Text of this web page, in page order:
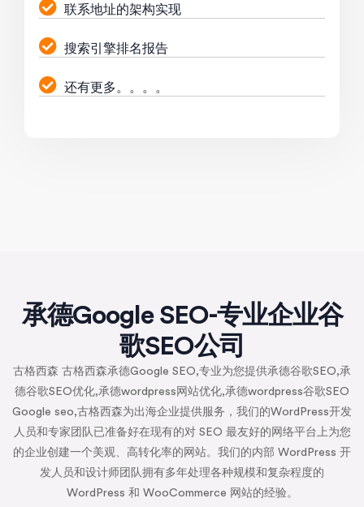
联系地址的架构实现
搜索引擎排名报告
还有更多。。。。
承德Google SEO-专业企业谷
歌SEO公司
古格西森 古格西森承德Google SEO,专业为您提供承德谷歌SEO,承
德谷歌SEO优化,承德wordpress网站优化,承德wordpress谷歌SEO
Google seo,古格西森为出海企业提供服务，我们的WordPress开发
人员和专家团队已准备好在现有的对 SEO 最友好的网络平台上为您
的企业创建一个美观、高转化率的网站。我们的内部 WordPress 开
发人员和设计师团队拥有多年处理各种规模和复杂程度的
WordPress 和 WooCommerce 网站的经验。